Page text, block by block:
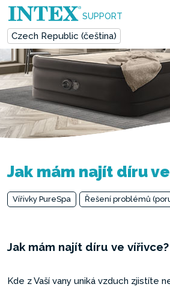
SUPPORT
Czech Republic (čeština)
Jak mám najít díru
Vířivky PureSpa Řešení problémů
Jak mám najít díru ve vířivce?
Kde z Vaší vany uniká vzduch zjistíte